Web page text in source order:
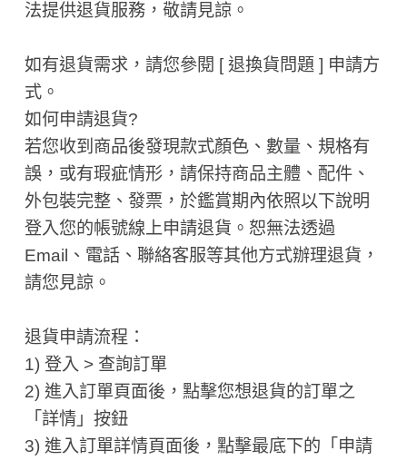
法提供退貨服務，敬請見諒。
如有退貨需求，請您參閱 [ 退換貨問題 ] 申請方
式。
如何申請退貨?
若您收到商品後發現款式顏色、數量、規格有
誤，或有瑕疵情形，請保持商品主體、配件、
外包裝完整、發票，於鑑賞期內依照以下說明
登入您的帳號線上申請退貨。恕無法透過
Email、電話、聯絡客服等其他方式辦理退貨，
請您見諒。
退貨申請流程：
1) 登入 > 查詢訂單
2) 進入訂單頁面後，點擊您想退貨的訂單之
「詳情」按鈕
3) 進入訂單詳情頁面後，點擊最底下的「申請